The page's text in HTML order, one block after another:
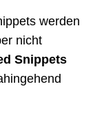
werden
nicht
Snippets